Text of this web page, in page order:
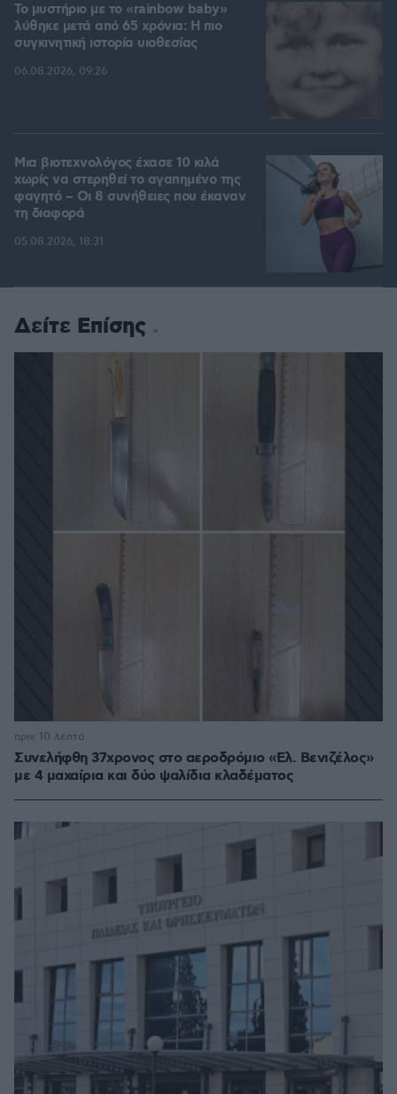
Το μυστήριο με το «rainbow baby»
λύθηκε μετά από 65 χρόνια: Η πιο
συγκινητική ιστορία υιοθεσίας
06.08.2026, 09:26
Μια βιοτεχνολόγος έχασε 10 κιλά
χωρίς να στερηθεί το αγαπημένο της
φαγητό – Οι 8 συνήθειες που έκαναν
τη διαφορά
05.08.2026, 18:31
Δείτε Επίσης
Συνελήφθη 37χρονος στο αεροδρόμιο «Ελ. Βενιζέλος»
με 4 μαχαίρια και δύο ψαλίδια κλαδέματος
πριν 10 λεπτά